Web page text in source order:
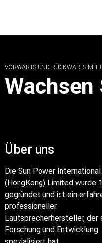
VORWÄRTS UND RÜCKWÄRTS MIT
Über uns
Die Sun Power International
(HongKong) Limited wurde
gegründet und ist ein
professioneller
Lautsprecherhersteller, der
Forschung und Entwicklung
spezialisiert hat.